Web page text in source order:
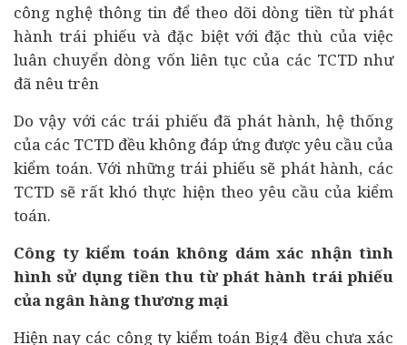
công nghệ thông tin để theo dõi dòng tiền từ phát
hành trái phiếu và đặc biệt với đặc thù của việc
luân chuyển dòng vốn liên tục của các TCTD như
đã nêu trên
Do vậy với các trái phiếu đã phát hành, hệ thống
của các TCTD đều không đáp ứng được yêu cầu của
kiểm toán. Với những trái phiếu sẽ phát hành, các
TCTD sẽ rất khó thực hiện theo yêu cầu của kiểm
toán.
Công ty kiểm toán không dám xác nhận tình
hình sử dụng tiền thu từ phát hành trái phiếu
của ngân hàng thương mại
Hiện nay các công ty kiểm toán Big4 đều chưa xác